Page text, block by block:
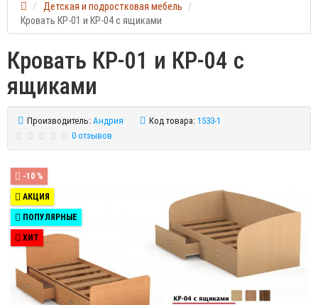
Детская и подростковая мебель
Кровать КР-01 и КР-04 с ящиками
Кровать КР-01 и КР-04 с
ящиками
Производитель: Андрия Код товара: 1533-1
0 отзывов
-10 %
АКЦИЯ
ПОПУЛЯРНЫЕ
ХИТ